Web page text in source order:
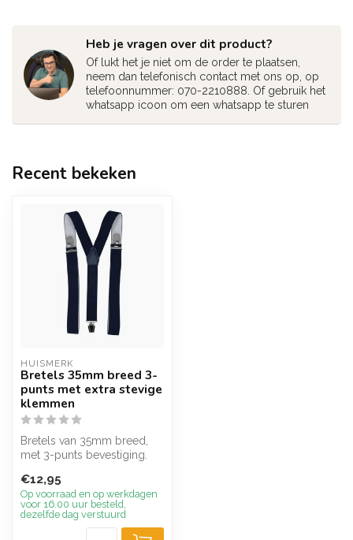
Heb je vragen over dit product?
Of lukt het je niet om de order te plaatsen,
neem dan telefonisch contact met ons op, op
telefoonnummer: 070-2210888. Of gebruik het
whatsapp icoon om een whatsapp te sturen
Recent bekeken
HUISMERK
Bretels 35mm breed 3-
punts met extra stevige
klemmen
Bretels van 35mm breed,
met 3-punts bevestiging.
en...
€12,95
Op voorraad en op werkdagen
voor 16.00 uur besteld,
dezelfde dag verstuurd